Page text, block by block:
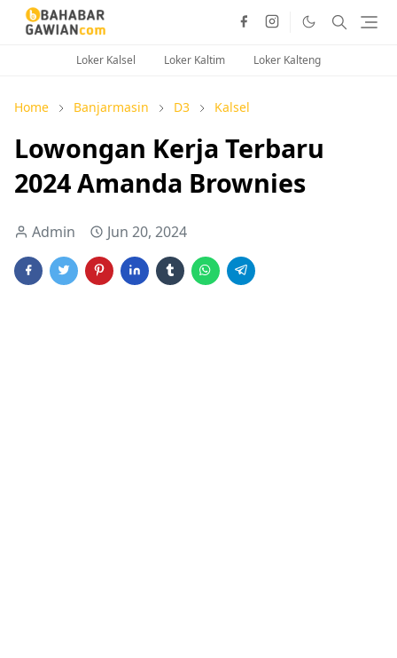
Loker Kalsel Loker Kaltim Loker Kalteng
Home Banjarmasin D3 Kalsel
Lowongan Kerja Terbaru
2024 Amanda Brownies
Admin Jun 20, 2024